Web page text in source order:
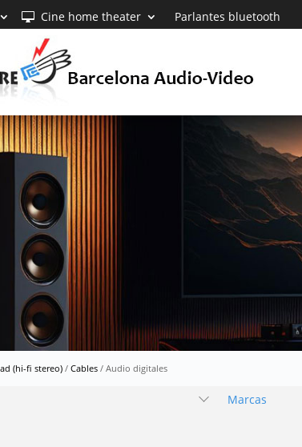
Cine home theater Parlantes bluetooth
(hi-fi stereo) /Cables / Audio digitales
Marcas